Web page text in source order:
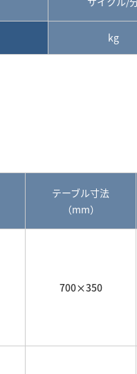
kg
テーブル寸法
（mm）
700×350